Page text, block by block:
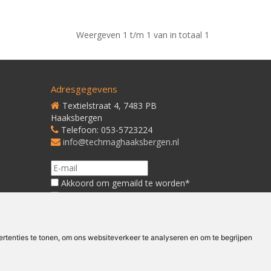
te tonen, om ons websiteverkeer te analyseren en om te begrijpen
Weergeven 1 t/m 1 van in totaal 1
Adresgegevens
Textielstraat 4, 7483 PB
Haaksbergen
Telefoon: 053-5723224
info@techmaghaaksbergen.nl
Akkoord om gemaild te worden*